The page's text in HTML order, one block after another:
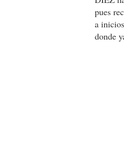
pues
a
donde